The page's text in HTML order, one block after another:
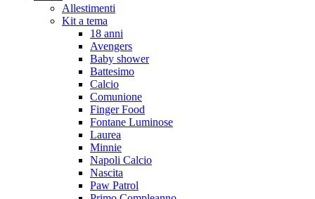
Allestimenti
Kit a tema
18 anni
Avengers
Baby shower
Battesimo
Calcio
Comunione
Finger Food
Fontane Luminose
Laurea
Minnie
Napoli Calcio
Nascita
Paw Patrol